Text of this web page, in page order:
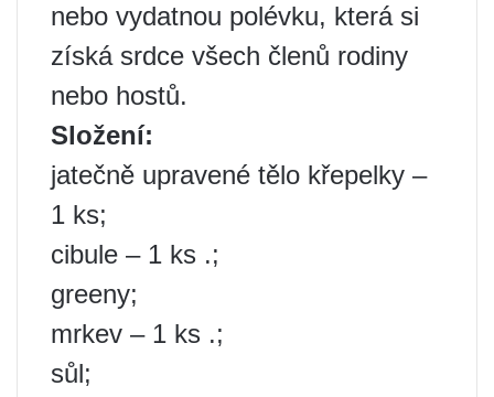
nebo vydatnou polévku, která si
získá srdce všech členů rodiny
nebo hostů.
Složení:
jatečně upravené tělo křepelky –
1 ks;
cibule – 1 ks .;
greeny;
mrkev – 1 ks .;
sůl;